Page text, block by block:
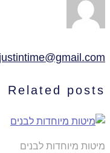
Related posts
מיטות מיוחדות לבנים